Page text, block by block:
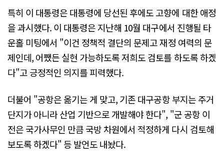
특히 이 대통령은 대통령에 당선된 후에도 고향에 대한 애정
을 과시했다. 이 대통령은 지난해 10월 대구에서 진행될 타
운홀 미팅에서 "이건 정책적 결단의 문제고 재정 여력의 문
제인데, 어쨌든 실현 가능하도록 저희도 검토를 하도록 하겠
다"고 긍정적인 의지를 피력했다.
더불어 "공항은 옮기는 게 맞고, 기존 대구공항 부지는 주거
단지가 아니라 산업 기반으로 개발해야 한다", "군 공항 이
전은 국가사무인 만큼 국방 차원에서 적정하게 다시 검토해
보도록 하겠다" 등 발언도 내놨다.